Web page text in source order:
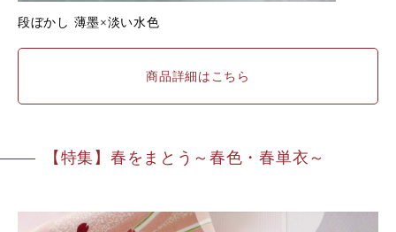
段ぼかし 薄墨×淡い水色
商品詳細はこちら
【特集】春をまとう～春色・春単衣～